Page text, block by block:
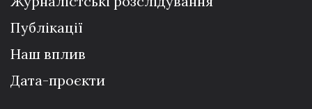
Публікації
Наш вплив
Дата-проєкти